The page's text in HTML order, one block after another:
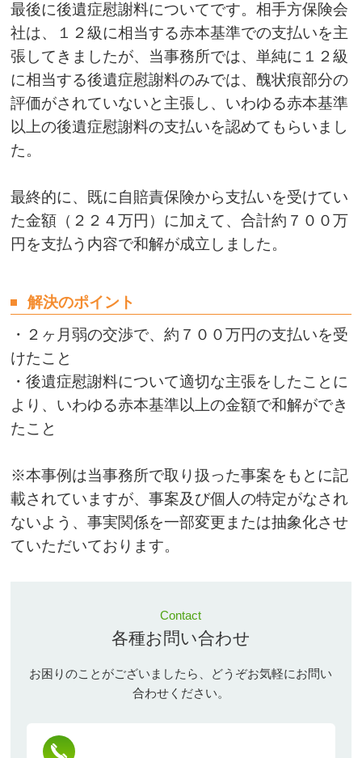
最後に後遺症慰謝料についてです。相手方保険会
社は、１２級に相当する赤本基準での支払いを主
張してきましたが、当事務所では、単純に１２級
に相当する後遺症慰謝料のみでは、醜状痕部分の
評価がされていないと主張し、いわゆる赤本基準
以上の後遺症慰謝料の支払いを認めてもらいまし
た。
最終的に、既に自賠責保険から支払いを受けてい
た金額（２２４万円）に加えて、合計約７００万
円を支払う内容で和解が成立しました。
解決のポイント
・２ヶ月弱の交渉で、約７００万円の支払いを受
けたこと
・後遺症慰謝料について適切な主張をしたことに
より、いわゆる赤本基準以上の金額で和解ができ
たこと
※本事例は当事務所で取り扱った事案をもとに記
載されていますが、事案及び個人の特定がなされ
ないよう、事実関係を一部変更または抽象化させ
ていただいております。
Contact
各種お問い合わせ
お困りのことがございましたら、どうぞお気軽にお問い
合わせください。